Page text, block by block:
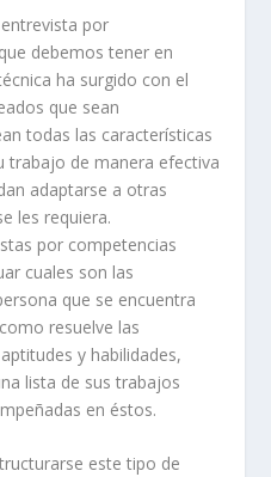
por
debemos tener en
ha surgido con el
que sean
todas las características
trabajo de manera efectiva
adaptarse a otras
les requiera.
por competencias
cuales son las
que se encuentra
resuelve las
y habilidades,
lista de sus trabajos
en éstos.
este tipo de